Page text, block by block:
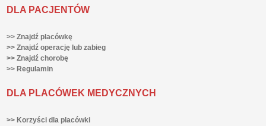
DLA PACJENTÓW
>> Znajdź placówkę
>> Znajdź operację lub zabieg
>> Znajdź chorobę
>> Regulamin
DLA PLACÓWEK MEDYCZNYCH
>> Korzyści dla placówki